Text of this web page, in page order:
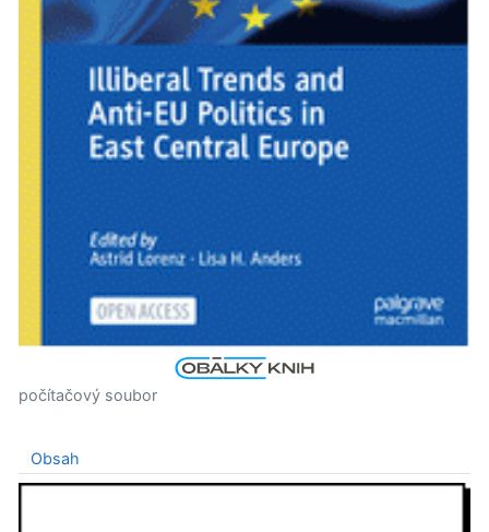
počítačový soubor
Obsah